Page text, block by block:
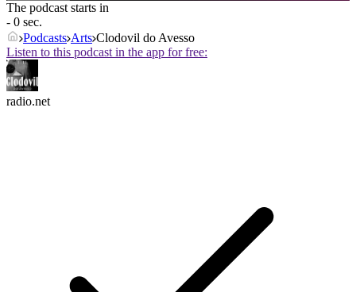
The podcast starts in
- 0 sec.
Podcasts Arts Clodovil do Avesso
Listen to this podcast in the app for free:
radio.net